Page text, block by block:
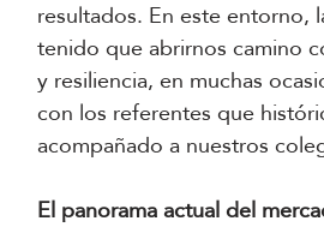
resultados. En este entorno,
tenido que abrirnos camino
y resiliencia, en muchas
con los referentes que
acompañado a nuestros
El panorama actual del